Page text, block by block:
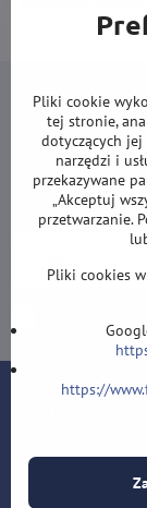
Kontakt
Pliki cookie
tej stronie,
dotyczących jej
narzędzi i
przekazywane
„Akceptuj
przetwarzanie.
Pliki cookies
https://